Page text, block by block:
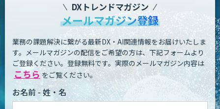
DXトレンドマガジン
メールマガジン登録
業務の課題解決に繋がる最新DX・AI関連情報をお届けいたしま
す。 メールマガジンの配信をご希望の方は、下記フォームより
ご登録ください。登録無料です。 実際のメールマガジン内容は
こちら をご覧ください。
お名前 - 姓・名